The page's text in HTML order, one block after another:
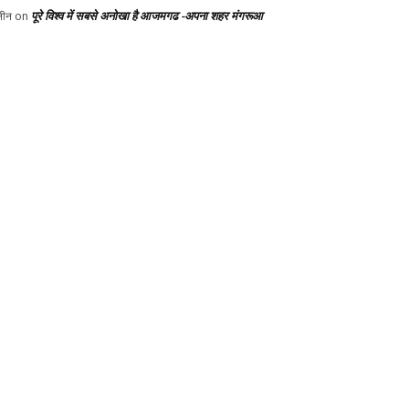
on पूरे विश्व में सबसे अनोखा है आजमगढ -अपना शहर मंगरूआ